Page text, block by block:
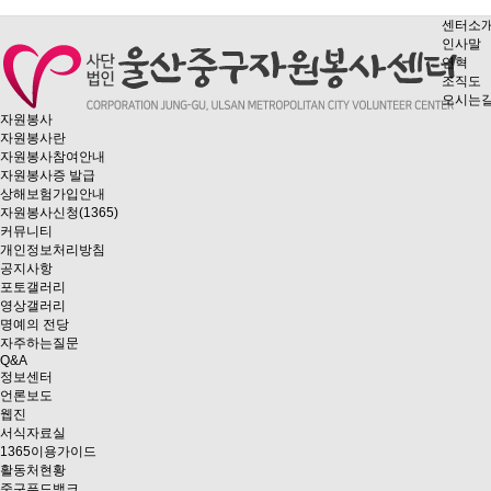
센터소
인사말
연혁
조직도
오시는
자원봉사
자원봉사란
자원봉사참여안내
자원봉사증 발급
상해보험가입안내
자원봉사신청(1365)
커뮤니티
개인정보처리방침
공지사항
포토갤러리
영상갤러리
명예의 전당
자주하는질문
Q&A
정보센터
언론보도
웹진
서식자료실
1365이용가이드
활동처현황